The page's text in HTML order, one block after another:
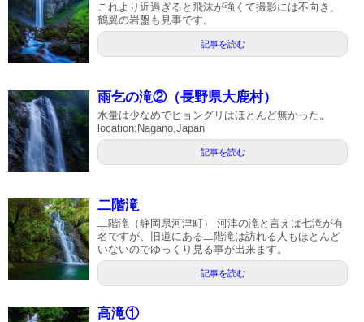
これより近過ぎると飛沫が強くて撮影には不向き、
鶴翼の岩盤も見事です。
記事を読む
雨乞の滝②（長野県大鹿村）
水量は少なめでヒョングリはほとんど無かった。
location:Nagano,Japan
記事を読む
二階滝
二階滝（静岡県河津町） 河津の滝と言えば七滝が有
名ですが、旧道にある二階滝は訪れる人もほとんど
いないのでゆっくり見る事が出来ます。
記事を読む
高滝①